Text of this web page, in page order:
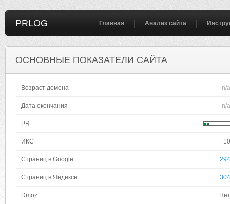
PRLOG Главная Анализ сайта
ОСНОВНЫЕ ПОКАЗАТЕЛИ САЙТА
Возраст домена n/a
Дата окончания n/a
PR
ИКС 10
Страниц в Google 294
Страниц в Яндексе 304
Dmoz Нет